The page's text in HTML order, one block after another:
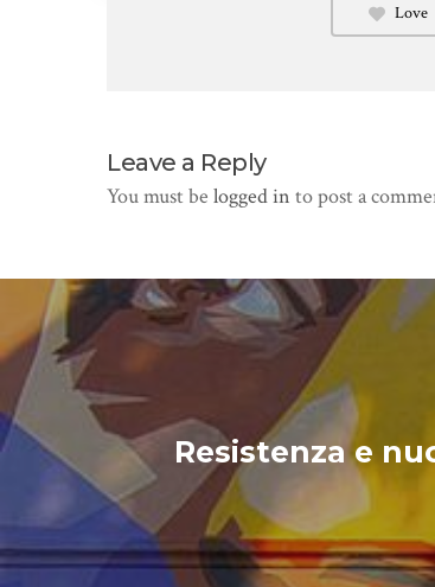
Love
Leave a Reply
You must be logged in to post a
Resistenza e